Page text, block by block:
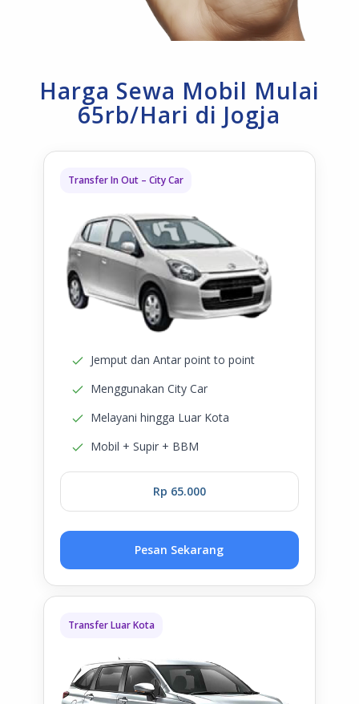
Harga Sewa Mobil Mulai
65rb/Hari di Jogja
Transfer In Out – City Car
Jemput dan Antar point to point
Menggunakan City Car
Melayani hingga Luar Kota
Mobil + Supir + BBM
Rp 65.000
Pesan Sekarang
Transfer Luar Kota